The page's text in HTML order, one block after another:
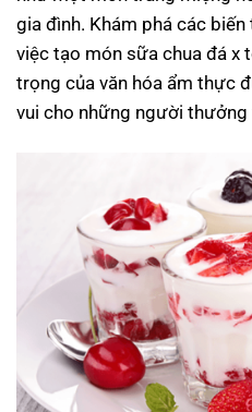
gia đình. Khám phá các
việc tạo món sữa chua đá x
trọng của văn hóa ẩm thực
vui cho những người thưởng